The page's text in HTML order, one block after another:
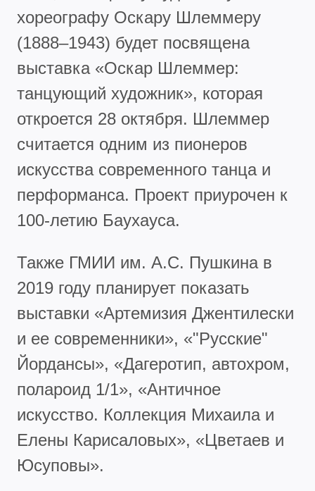
хореографу Оскару Шлеммеру
(1888–1943) будет посвящена
выставка «Оскар Шлеммер:
танцующий художник», которая
откроется 28 октября. Шлеммер
считается одним из пионеров
искусства современного танца и
перформанса. Проект приурочен к
100-летию Баухауса.
Также ГМИИ им. А.С. Пушкина в
2019 году планирует показать
выставки «Артемизия Джентилески
и ее современники», «"Русские"
Йордансы», «Дагеротип, автохром,
полароид 1/1», «Античное
искусство. Коллекция Михаила и
Елены Карисаловых», «Цветаев и
Юсуповы».